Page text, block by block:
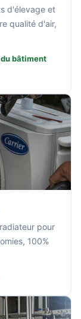
d'élevage et
qualité d'air,
bâtiment
pour
100%